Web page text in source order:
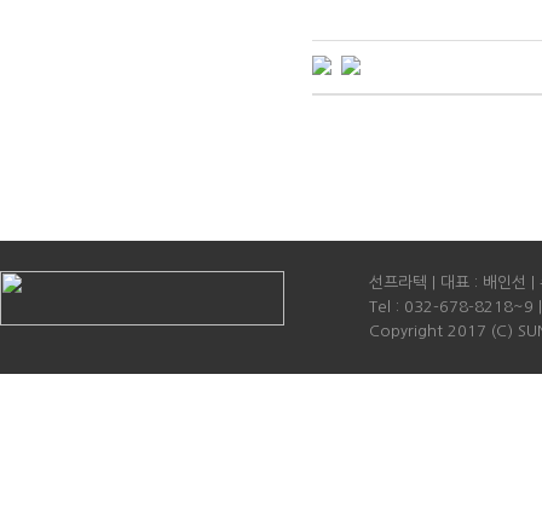
선프라텍 | 대표 : 배인선
Tel : 032-678-8218~9
Copyright 2017 (C)